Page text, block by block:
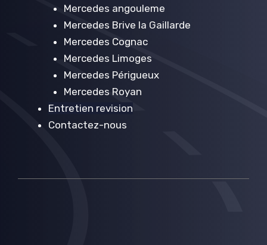
Mercedes angouleme
Mercedes Brive la Gaillarde
Mercedes Cognac
Mercedes Limoges
Mercedes Périgueux
Mercedes Royan
Entretien revision
Contactez-nous